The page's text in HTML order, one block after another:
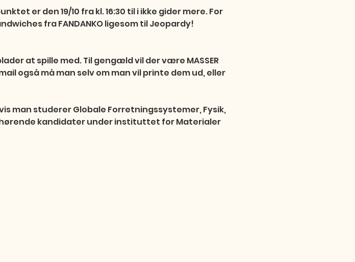
er den 19/10 fra kl. 16:30 til i ikke gider mere. For
fra FANDANKO ligesom til Jeopardy!
at spille med. Til gengæld vil der være MASSER
også må man selv om man vil printe dem ud, eller
man studerer Globale Forretningssystemer, Fysik,
kandidater under instituttet for Materialer